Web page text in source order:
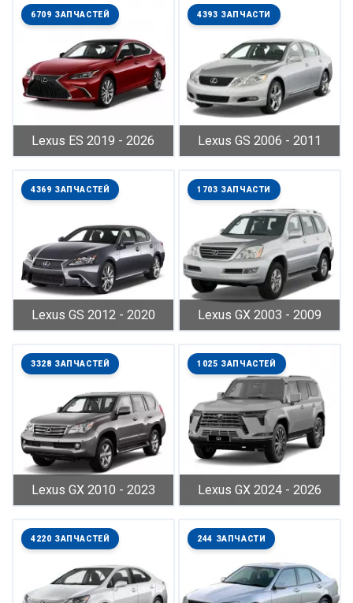
Lexus ES 2019 - 2026
6709 ЗАПЧАСТЕЙ
Lexus GS 2006 - 2011
4393 ЗАПЧАСТИ
Lexus GS 2012 - 2020
4369 ЗАПЧАСТЕЙ
Lexus GX 2003 - 2009
1703 ЗАПЧАСТИ
Lexus GX 2010 - 2023
3328 ЗАПЧАСТЕЙ
Lexus GX 2024 - 2026
1025 ЗАПЧАСТЕЙ
4220 ЗАПЧАСТЕЙ 244 ЗАПЧАСТИ